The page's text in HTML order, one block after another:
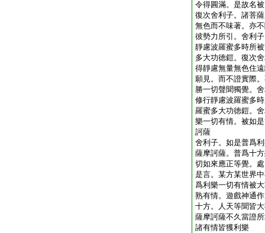
令得圓滿。是故名
復次舍利子。諸菩
無色而不味著。亦
彼勢力所引。舍利
靜慮波羅蜜多時所
多大功徳鎧。復次
得靜慮無量無色住
願見。而不證實際
勝一切聲聞獨覺。
修行靜慮波羅蜜多
羅蜜多大功徳鎧。
樂一切有情。被如
訶薩
舍利子。如是普爲
薩摩訶薩。普爲十
切如來應正等覺。
是言。某方某世界
爲利樂一切有情被
熟有情。遊戲神通
十方。人天等聞皆
薩摩訶薩不久當證
諸有情皆獲利樂